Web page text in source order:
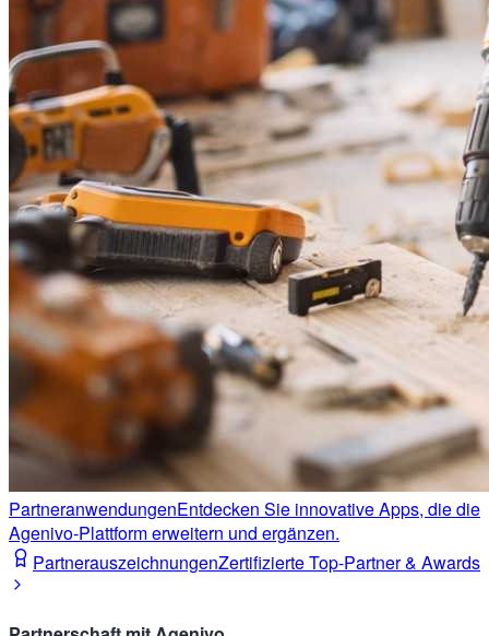
PartneranwendungenEntdecken Sie innovative Apps, die die
Agenivo-Plattform erweitern und ergänzen.
PartnerauszeichnungenZertifizierte Top-Partner & Awards